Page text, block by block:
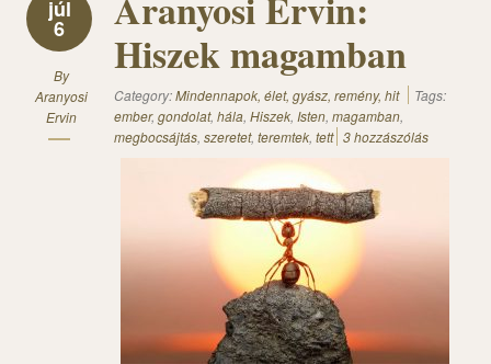
júl
6
By
Aranyosi
Ervin
Hiszek magamban
Category:Mindennapok, élet, gyász, remény, hit
Tags:
ember, gondolat, hála, Hiszek, Isten, magamban,
megbocsájtás, szeretet, teremtek, tett 3 hozzászólás